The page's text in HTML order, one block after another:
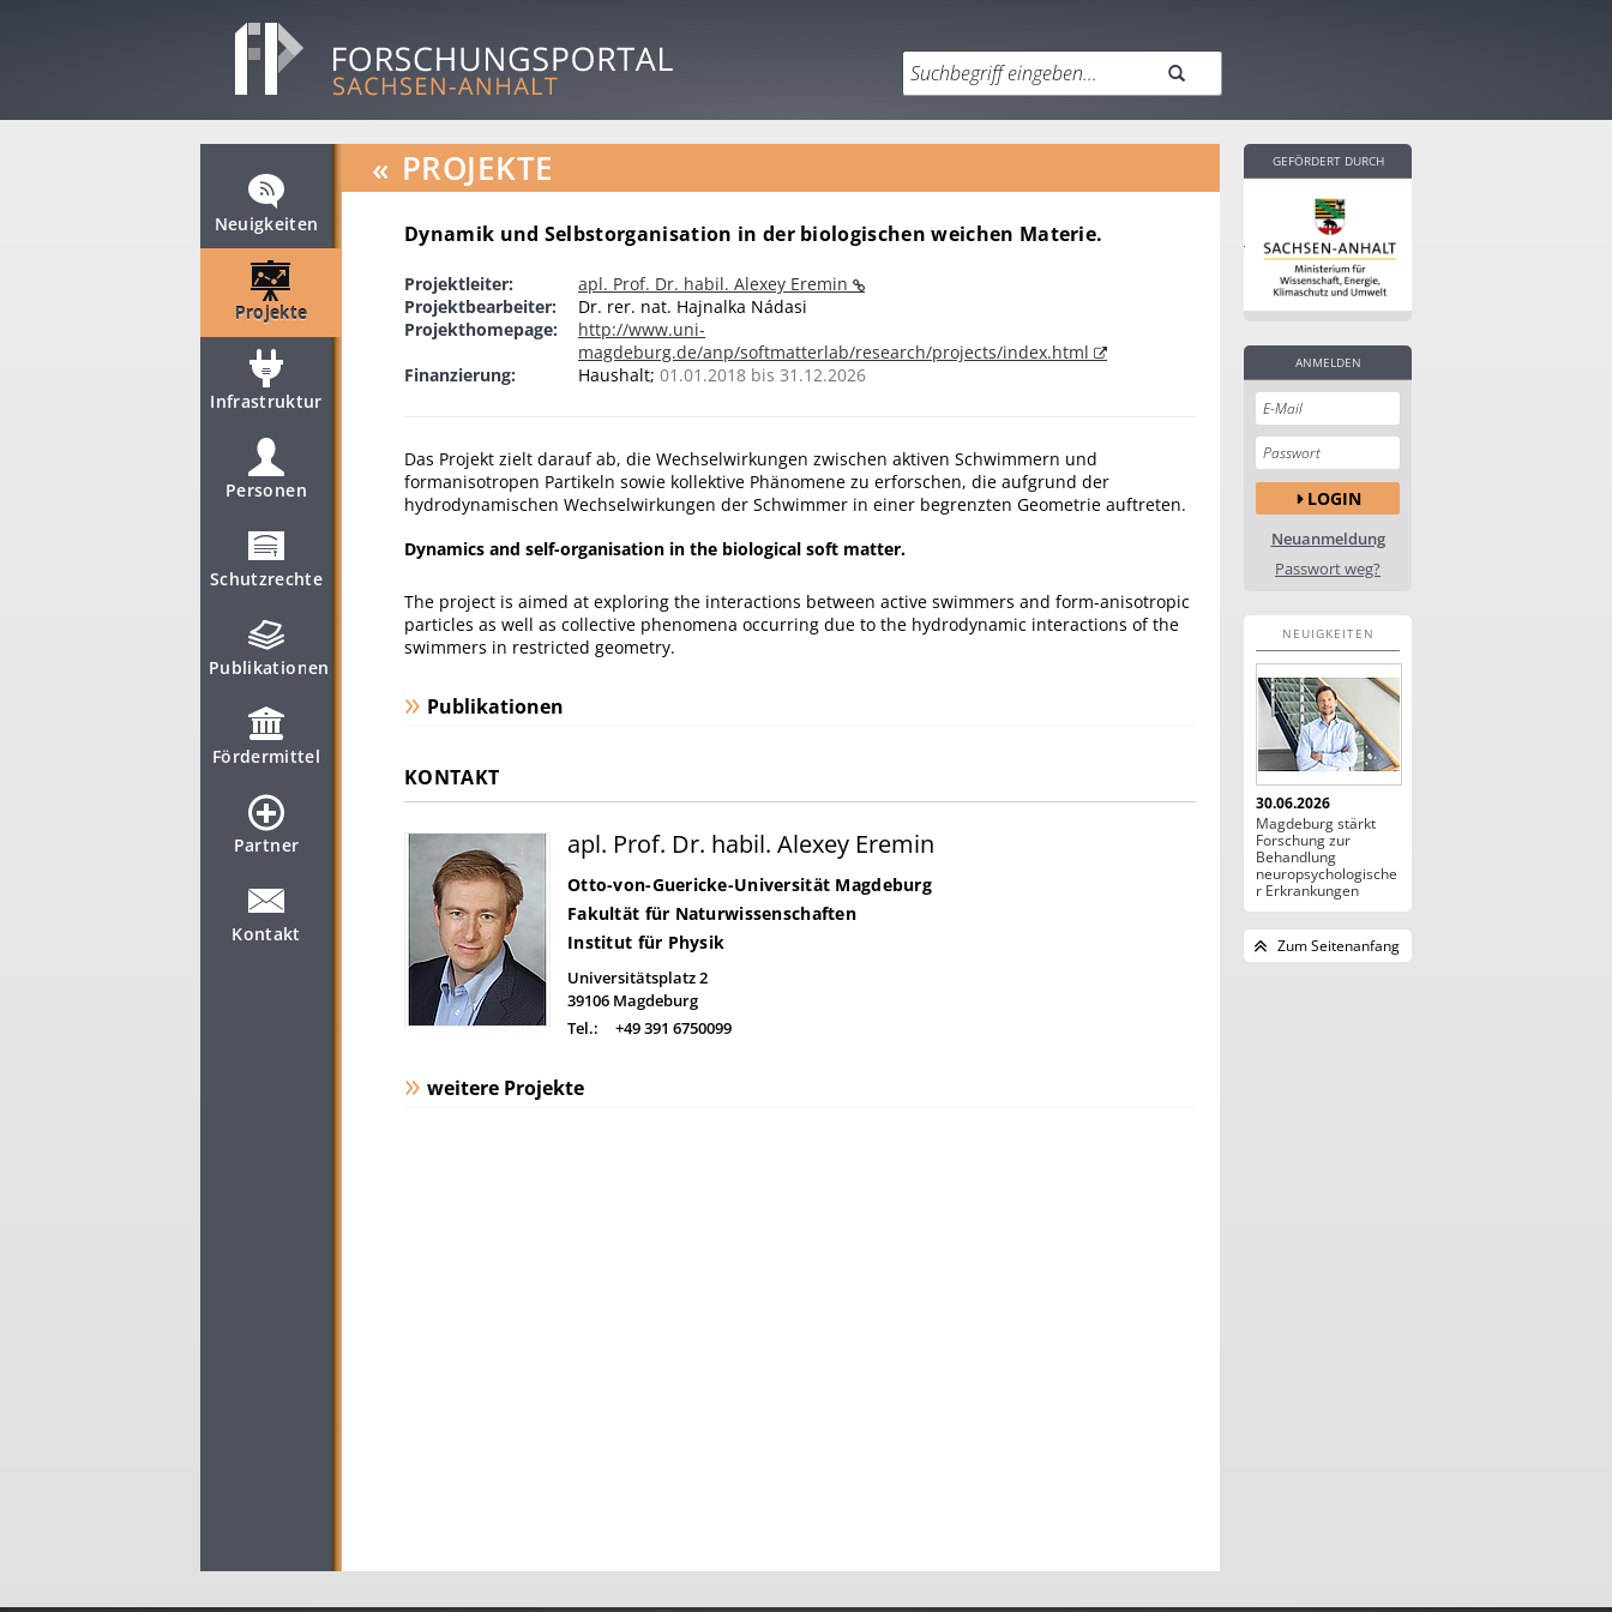
Neuigkeiten
Projekte
Infrastruktur
Personen
Schutzrechte
Publikationen
Fördermittel
Partner
Kontakt
« PROJEKTE
Dynamik und Selbstorganisation in der biologischen weichen Materie.
Projektleiter:
apl. Prof. Dr. habil. Alexey Eremin
Projektbearbeiter:
Dr. rer. nat. Hajnalka Nádasi
Projekthomepage:
http://www.uni-
magdeburg.de/anp/softmatterlab/research/projects/index.html
Finanzierung:
Haushalt; 01.01.2018 bis 31.12.2026
Das Projekt zielt darauf ab, die Wechselwirkungen zwischen aktiven Schwimmern und
formanisotropen Partikeln sowie kollektive Phänomene zu erforschen, die aufgrund der
hydrodynamischen Wechselwirkungen der Schwimmer in einer begrenzten Geometrie auftreten.
Dynamics and self-organisation in the biological soft matter.
The project is aimed at exploring the interactions between active swimmers and form-anisotropic
particles as well as collective phenomena occurring due to the hydrodynamic interactions of the
swimmers in restricted geometry.
Publikationen
KONTAKT
apl. Prof. Dr. habil. Alexey Eremin
Otto-von-Guericke-Universität Magdeburg
Fakultät für Naturwissenschaften
Institut für Physik
Universitätsplatz 2
39106 Magdeburg
Tel.:
+49 391 6750099
weitere Projekte
GEFÖRDERT DURCH
ANMELDEN
LOGIN
Neuanmeldung
Passwort weg?
NEUIGKEITEN
30.06.2026
Magdeburg stärkt
Forschung zur
Behandlung
neuropsychologische
r Erkrankungen
Zum Seitenanfang